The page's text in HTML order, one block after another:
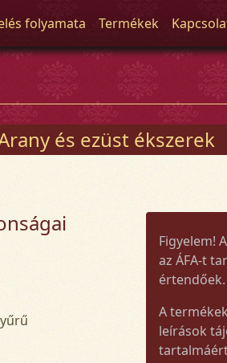
folyamata Termékek
és ezüst ékszerek
Figyelem!
az ÁFA-t
értendőek.
A
leírások